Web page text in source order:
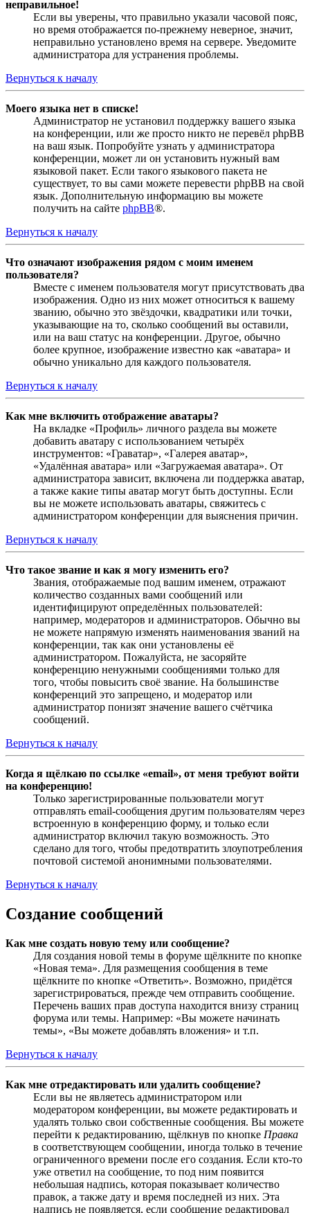
неправильное!
Если вы уверены, что правильно указали часовой пояс,
но время отображается по-прежнему неверное, значит,
неправильно установлено время на сервере. Уведомите
администратора для устранения проблемы.
Вернуться к началу
Моего языка нет в списке!
Администратор не установил поддержку вашего языка
на конференции, или же просто никто не перевёл phpBB
на ваш язык. Попробуйте узнать у администратора
конференции, может ли он установить нужный вам
языковой пакет. Если такого языкового пакета не
существует, то вы сами можете перевести phpBB на свой
язык. Дополнительную информацию вы можете
получить на сайте phpBB®.
Вернуться к началу
Что означают изображения рядом с моим именем
пользователя?
Вместе с именем пользователя могут присутствовать два
изображения. Одно из них может относиться к вашему
званию, обычно это звёздочки, квадратики или точки,
указывающие на то, сколько сообщений вы оставили,
или на ваш статус на конференции. Другое, обычно
более крупное, изображение известно как «аватара» и
обычно уникально для каждого пользователя.
Вернуться к началу
Как мне включить отображение аватары?
На вкладке «Профиль» личного раздела вы можете
добавить аватару с использованием четырёх
инструментов: «Граватар», «Галерея аватар»,
«Удалённая аватара» или «Загружаемая аватара». От
администратора зависит, включена ли поддержка аватар,
а также какие типы аватар могут быть доступны. Если
вы не можете использовать аватары, свяжитесь с
администратором конференции для выяснения причин.
Вернуться к началу
Что такое звание и как я могу изменить его?
Звания, отображаемые под вашим именем, отражают
количество созданных вами сообщений или
идентифицируют определённых пользователей:
например, модераторов и администраторов. Обычно вы
не можете напрямую изменять наименования званий на
конференции, так как они установлены её
администратором. Пожалуйста, не засоряйте
конференцию ненужными сообщениями только для
того, чтобы повысить своё звание. На большинстве
конференций это запрещено, и модератор или
администратор понизят значение вашего счётчика
сообщений.
Вернуться к началу
Когда я щёлкаю по ссылке «email», от меня требуют войти
на конференцию!
Только зарегистрированные пользователи могут
отправлять email-сообщения другим пользователям через
встроенную в конференцию форму, и только если
администратор включил такую возможность. Это
сделано для того, чтобы предотвратить злоупотребления
почтовой системой анонимными пользователями.
Вернуться к началу
Создание сообщений
Как мне создать новую тему или сообщение?
Для создания новой темы в форуме щёлкните по кнопке
«Новая тема». Для размещения сообщения в теме
щёлкните по кнопке «Ответить». Возможно, придётся
зарегистрироваться, прежде чем отправить сообщение.
Перечень ваших прав доступа находится внизу страниц
форума или темы. Например: «Вы можете начинать
темы», «Вы можете добавлять вложения» и т.п.
Вернуться к началу
Как мне отредактировать или удалить сообщение?
Если вы не являетесь администратором или
модератором конференции, вы можете редактировать и
удалять только свои собственные сообщения. Вы можете
перейти к редактированию, щёлкнув по кнопке Правка
в соответствующем сообщении, иногда только в течение
ограниченного времени после его создания. Если кто-то
уже ответил на сообщение, то под ним появится
небольшая надпись, которая показывает количество
правок, а также дату и время последней из них. Эта
надпись не появляется, если сообщение редактировал